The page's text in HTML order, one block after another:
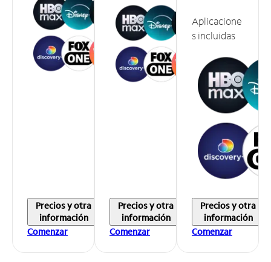
Precios y otra
información
Comenzar
Precios y otra
información
Comenzar
Aplicacione
s incluidas
Precios y otra
información
Comenzar